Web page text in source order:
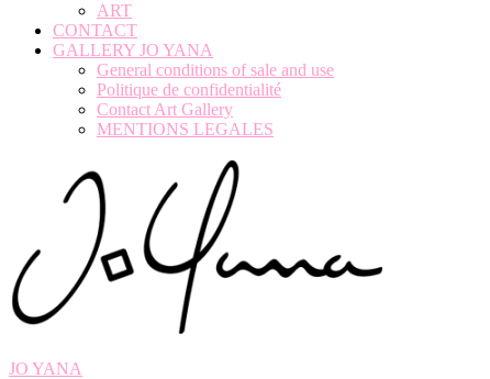
ART
CONTACT
GALLERY JO YANA
General conditions of sale and use
Politique de confidentialité
Contact Art Gallery
MENTIONS LEGALES
JO YANA